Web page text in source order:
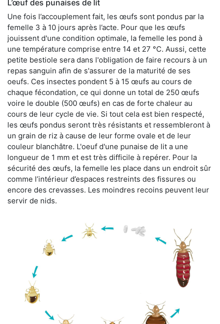
L’œuf des punaises de lit
Une fois l’accouplement fait, les œufs sont pondus par la
femelle 3 à 10 jours après l’acte. Pour que les œufs
jouissent d'une condition optimale, la femelle les pond à
une température comprise entre 14 et 27 °C. Aussi, cette
petite bestiole sera dans l'obligation de faire recours à un
repas sanguin afin de s'assurer de la maturité de ses
oeufs. Ces insectes pondent 5 à 15 œufs au cours de
chaque fécondation, ce qui donne un total de 250 œufs
voire le double (500 œufs) en cas de forte chaleur au
cours de leur cycle de vie. Si tout cela est bien respecté,
les œufs pondus seront très résistants et ressembleront à
un grain de riz à cause de leur forme ovale et de leur
couleur blanchâtre. L'oeuf d'une punaise de lit a une
longueur de 1 mm et est très difficile à repérer. Pour la
sécurité des œufs, la femelle les place dans un endroit sûr
comme l’intérieur d’espaces restreints des fissures ou
encore des crevasses. Les moindres recoins peuvent leur
servir de nids.